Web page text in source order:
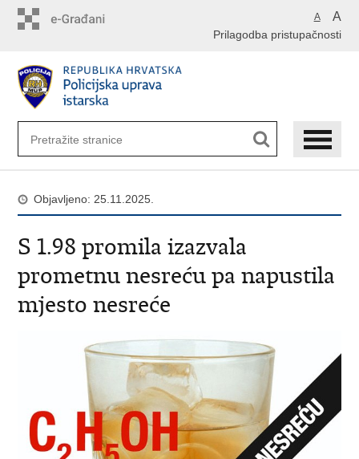
A A
Prilagodba pristupačnosti
Objavljeno: 25.11.2025.
S 1.98 promila izazvala
prometnu nesreću pa napustila
mjesto nesreće